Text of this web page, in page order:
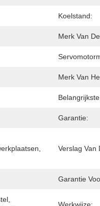
Koelstand:
Merk Van
Merk Van
Garantie:
Verslag Van
Garantie